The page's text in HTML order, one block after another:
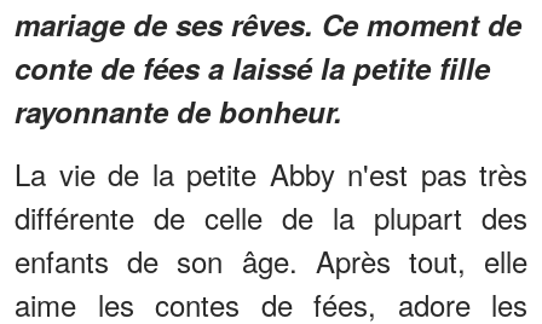
mariage de ses rêves. Ce moment de
conte de fées a laissé la petite fille
rayonnante de bonheur.
La vie de la petite Abby n'est pas très
différente de celle de la plupart des
enfants de son âge. Après tout, elle
aime les contes de fées, adore les